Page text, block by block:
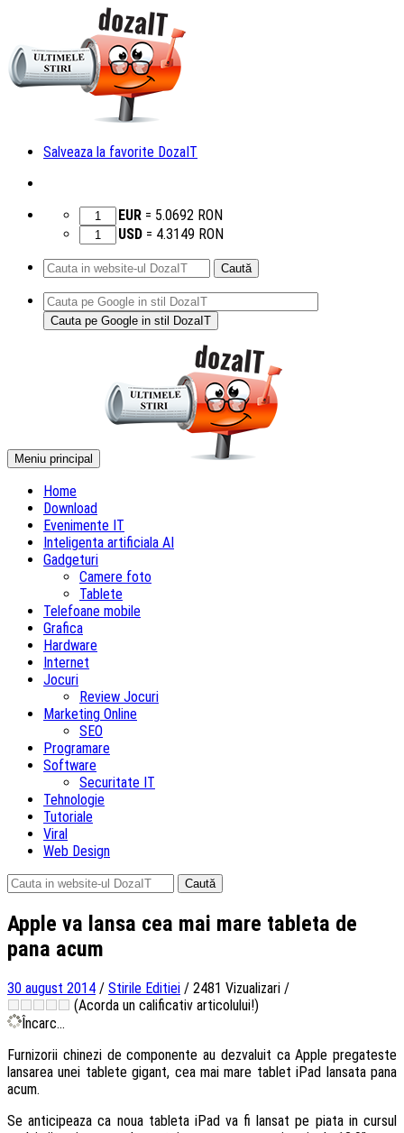
Salveaza la favorite DozaIT
EUR = 5.0692 RON
USD = 4.3149 RON
Caută
după:
Meniu principal
Home
Download
Evenimente IT
Inteligenta artificiala AI
Gadgeturi
Camere foto
Tablete
Telefoane mobile
Grafica
Hardware
Internet
Jocuri
Review Jocuri
Marketing Online
SEO
Programare
Software
Securitate IT
Tehnologie
Tutoriale
Viral
Web Design
Caută
după:
Apple va lansa cea mai mare tableta de
pana acum
30 august 2014 / Stirile Editiei / 2481 Vizualizari /
(Acorda un calificativ articolului!)
Încarc...
Furnizorii chinezi de componente au dezvaluit ca Apple pregateste
lansarea unei tablete gigant, cea mai mare tablet iPad lansata pana
acum.
Se anticipeaza ca noua tableta iPad va fi lansat pe piata in cursul